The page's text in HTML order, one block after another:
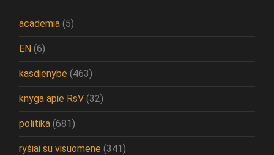
academia (5)
EN (6)
kasdienybė (463)
knyga apie RsV (32)
politika (681)
ryšiai su visuomene (341)